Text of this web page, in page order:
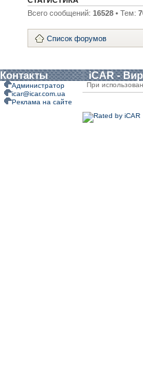
Всего сообщений: 16528 • Тем:
Список форумов
Контакты iCAR -
Администратор
icar@icar.com.ua
Реклама на сайте
При